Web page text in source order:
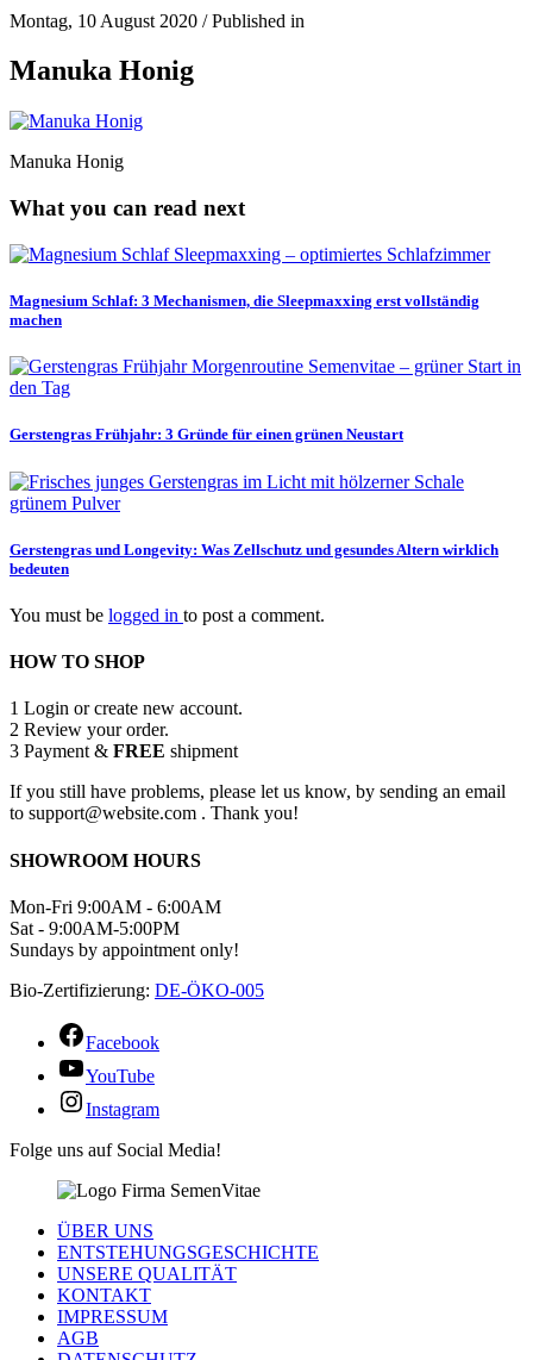
Montag, 10 August 2020 /Published in
Manuka Honig
Manuka Honig
What you can read next
Magnesium Schlaf: 3 Mechanismen, die Sleepmaxxing erst vollständig
machen
Gerstengras Frühjahr: 3 Gründe für einen grünen Neustart
Gerstengras und Longevity: Was Zellschutz und gesundes Altern wirklich
bedeuten
You must be logged in to post a comment.
HOW TO SHOP
1 Login or create new account.
2 Review your order.
3 Payment & FREE shipment
If you still have problems, please let us know, by sending an email
to support@website.com . Thank you!
SHOWROOM HOURS
Mon-Fri 9:00AM - 6:00AM
Sat - 9:00AM-5:00PM
Sundays by appointment only!
Bio-Zertifizierung: DE-ÖKO-005
Facebook
YouTube
Instagram
Folge uns auf Social Media!
ÜBER UNS
ENTSTEHUNGSGESCHICHTE
UNSERE QUALITÄT
KONTAKT
IMPRESSUM
AGB